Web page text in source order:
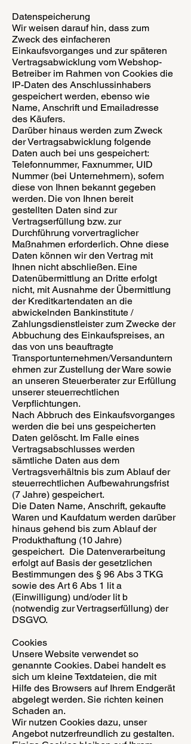
Datenspeicherung
Wir weisen darauf hin, dass zum
Zweck des einfacheren
Einkaufsvorganges und zur späteren
Vertragsabwicklung vom Webshop-
Betreiber im Rahmen von Cookies die
IP-Daten des Anschlussinhabers
gespeichert werden, ebenso wie
Name, Anschrift und Emailadresse
des Käufers.
Darüber hinaus werden zum Zweck
der Vertragsabwicklung folgende
Daten auch bei uns gespeichert:
Telefonnummer, Faxnummer, UID
Nummer (bei Unternehmern), sofern
diese von Ihnen bekannt gegeben
werden. Die von Ihnen bereit
gestellten Daten sind zur
Vertragserfüllung bzw. zur
Durchführung vorvertraglicher
Maßnahmen erforderlich. Ohne diese
Daten können wir den Vertrag mit
Ihnen nicht abschließen. Eine
Datenübermittlung an Dritte erfolgt
nicht, mit Ausnahme der Übermittlung
der Kreditkartendaten an die
abwickelnden Bankinstitute /
Zahlungsdienstleister zum Zwecke der
Abbuchung des Einkaufspreises, an
das von uns beauftragte
Transportunternehmen/Versanduntern
ehmen zur Zustellung der Ware sowie
an unseren Steuerberater zur Erfüllung
unserer steuerrechtlichen
Verpflichtungen.
Nach Abbruch des Einkaufsvorganges
werden die bei uns gespeicherten
Daten gelöscht. Im Falle eines
Vertragsabschlusses werden
sämtliche Daten aus dem
Vertragsverhältnis bis zum Ablauf der
steuerrechtlichen Aufbewahrungsfrist
(7 Jahre) gespeichert.
Die Daten Name, Anschrift, gekaufte
Waren und Kaufdatum werden darüber
hinaus gehend bis zum Ablauf der
Produkthaftung (10 Jahre)
gespeichert. Die Datenverarbeitung
erfolgt auf Basis der gesetzlichen
Bestimmungen des § 96 Abs 3 TKG
sowie des Art 6 Abs 1 lit a
(Einwilligung) und/oder lit b
(notwendig zur Vertragserfüllung) der
DSGVO.
Cookies
Unsere Website verwendet so
genannte Cookies. Dabei handelt es
sich um kleine Textdateien, die mit
Hilfe des Browsers auf Ihrem Endgerät
abgelegt werden. Sie richten keinen
Schaden an.
Wir nutzen Cookies dazu, unser
Angebot nutzerfreundlich zu gestalten.